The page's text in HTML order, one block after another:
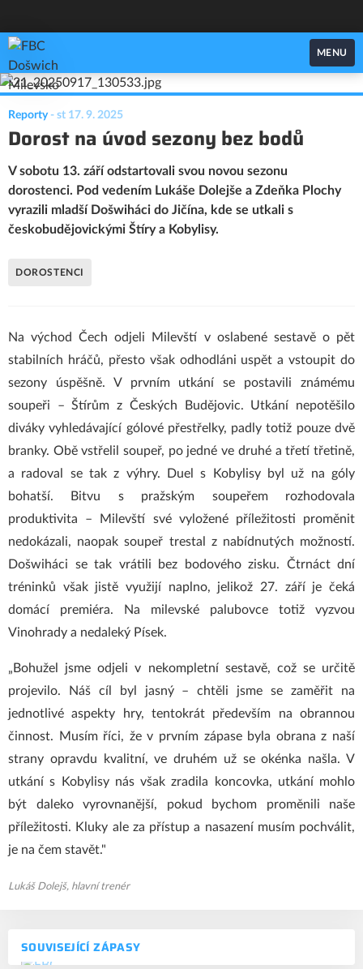
FBC Došwich Milevsko
MENU
SOUVISEJÍCÍ ZÁPASY
Reporty - st 17. 9. 2025
Dorost na úvod sezony bez bodů
V sobotu 13. září odstartovali svou novou sezonu
dorostenci. Pod vedením Lukáše Dolejše a Zdeňka Plochy
vyrazili mladší Došwiháci do Jičína, kde se utkali s
českobudějovickými Štíry a Kobylisy.
DOROSTENCI
Na východ Čech odjeli Milevští v oslabené sestavě o pět
stabilních hráčů, přesto však odhodláni uspět a vstoupit do
sezony úspěšně. V prvním utkání se postavili známému
soupeři – Štírům z Českých Budějovic. Utkání nepotěšilo
diváky vyhledávající gólové přestřelky, padly totiž pouze dvě
branky. Obě vstřelil soupeř, po jedné ve druhé a třetí třetině,
a radoval se tak z výhry. Duel s Kobylisy byl už na góly
bohatší. Bitvu s pražským soupeřem rozhodovala
produktivita – Milevští své vyložené příležitosti proměnit
nedokázali, naopak soupeř trestal z nabídnutých možností.
Došwiháci se tak vrátili bez bodového zisku. Čtrnáct dní
tréninků však jistě využijí naplno, jelikož 27. září je čeká
domácí premiéra. Na milevské palubovce totiž vyzvou
Vinohrady a nedaleký Písek.
„Bohužel jsme odjeli v nekompletní sestavě, což se určitě
projevilo. Náš cíl byl jasný – chtěli jsme se zaměřit na
jednotlivé aspekty hry, tentokrát především na obrannou
činnost. Musím říci, že v prvním zápase byla obrana z naší
strany opravdu kvalitní, ve druhém už se okénka našla. V
utkání s Kobylisy nás však zradila koncovka, utkání mohlo
být daleko vyrovnanější, pokud bychom proměnili naše
příležitosti. Kluky ale za přístup a nasazení musím pochválit,
je na čem stavět."
Lukáš Dolejš, hlavní trenér